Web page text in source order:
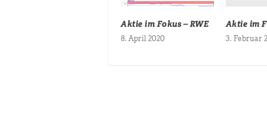
Aktie im Fokus – RWE
8. April 2020
Aktie im
3. Februar